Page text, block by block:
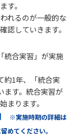
す。
れるのが一般的な
認していきます。
統合実習」が実施
約1年、「統合実
ます。統合実習が
まります。
※実施時期の詳細は
めてください。